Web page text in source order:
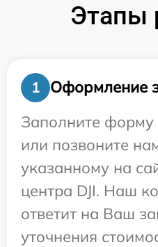
Этапы
1
Оформление
Заполните форму
или позвоните
указанному на
центра DJI. Наш
ответит на Ваш
уточнения